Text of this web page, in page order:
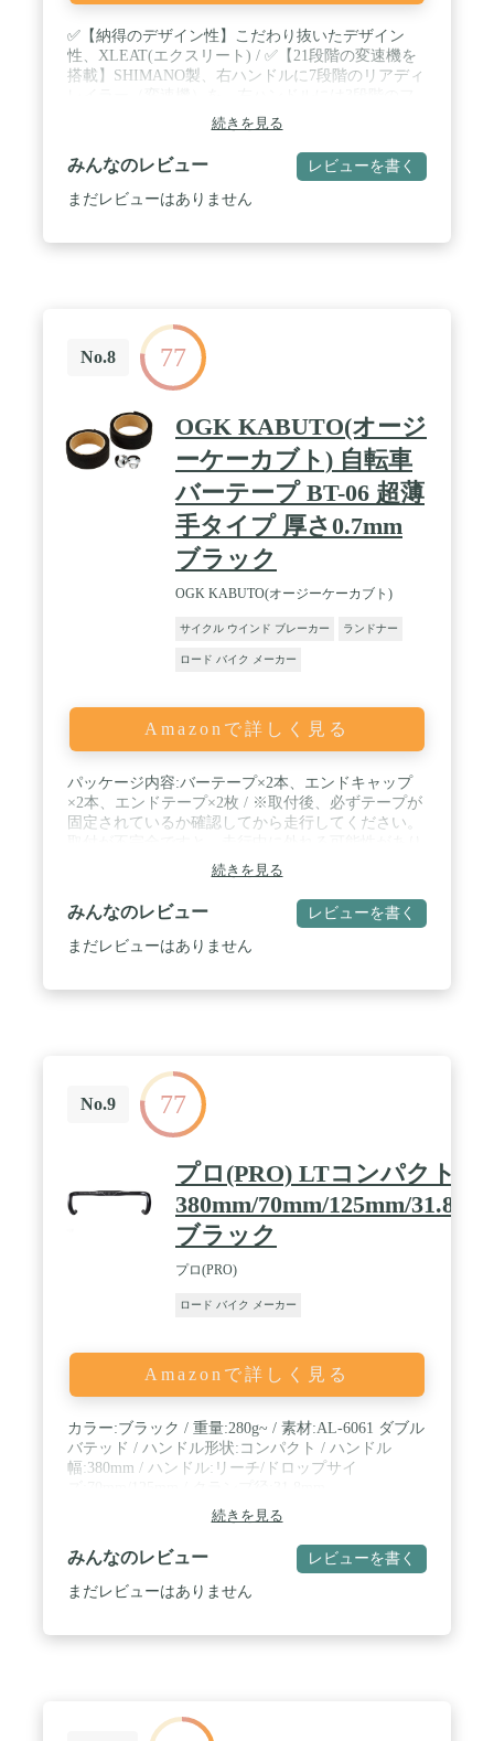
✅【納得のデザイン性】こだわり抜いたデザイン
性、XLEAT(エクスリート) / ✅【21段階の変速機を
搭載】SHIMANO製、右ハンドルに7段階のリアディ
ロントディレイラー（前変速機）を搭載し急勾配の
坂道もスムーズに走行可能！ / ✅【通勤・通学に適
したタイヤ】厚さ28mmのタイヤはシティサイクル
に最適な走りを実現！ / ✅【快適な走行】起動性に
優れた握りやすいグリップと踏み込みをしっかり受
ヤ：700×28C、変速ギア：21段、装備：フレーム材
質:クロモリ(スチール)、ディスクブレーキ / ✅【サ
イズ】全長170cm、地面からハンドルまでの高さ
90cm、タイヤ直径70cm、地面からサドルまでの高
さ（最小80～最大97cm）、ハンドル横幅47cm、重
さ約16.2kg / ✅『歩行者の安全と交通ルールの遵守
の為、歩道での走行はお控えください。』
続きを見る
みんなのレビュー レビューを書く
まだレビューはありません
No.8 77
OGK KABUTO(オージ
ーケーカブト) 自転車
バーテープ BT-06 超薄
手タイプ 厚さ0.7mm
ブラック
OGK KABUTO(オージーケーカブト)
サイクル ウインド ブレーカー ランドナー
ロード バイク メーカー
Amazonで詳しく見る
パッケージ内容:バーテープ×2本、エンドキャップ
×2本、エンドテープ×2枚 / ※取付後、必ずテープが
固定されているか確認してから走行してください。
大変危険です。 / ※バーテープを巻くには経験が必
要です。間違った取付方法の場合、バーテープが切
れたり、走行中に外れることがございますので、取
付に不安のある方はお近くの自転車販売店、専門店
に取付をご依頼ください。 / ※商品のカラーはディ
続きを見る
みんなのレビュー レビューを書く
まだレビューはありません
No.9 77
プロ(PRO) LTコンパクト
380mm/70mm/125mm/31.8mm
ブラック
プロ(PRO)
ロード バイク メーカー
Amazonで詳しく見る
カラー:ブラック / 重量:280g~ / 素材:AL-6061 ダブル
バテッド / ハンドル形状:コンパクト / ハンドル
幅:380mm / ハンドル:リーチ/ドロップサイ
続きを見る
みんなのレビュー レビューを書く
まだレビューはありません